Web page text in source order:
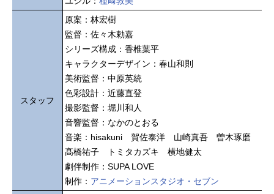
スタッフ
原案：林宏樹
監督：佐々木勅嘉
シリーズ構成：香椎葉平
キャラクターデザイン：春山和則
美術監督：中原英統
色彩設計：近藤直登
撮影監督：堀川和人
音響監督：なかのとおる
音楽：hisakuni 賀佐泰洋 山崎真吾 曽木琢磨
髙橋祐子 トミタカズキ 横地健太
劇伴制作：SUPA LOVE
制作： アニメーションスタジオ・セブン